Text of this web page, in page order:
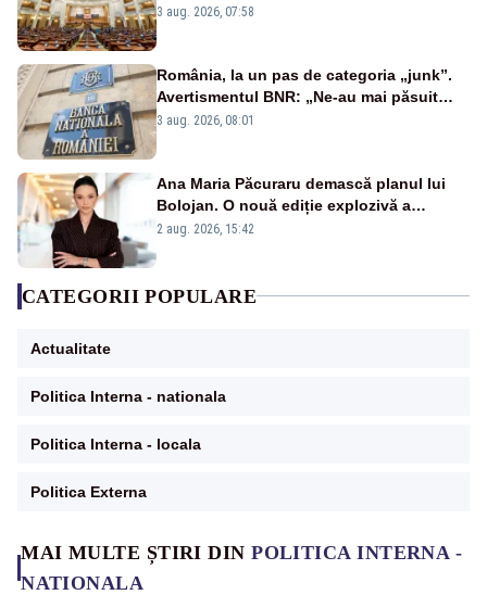
MAI MULTE ȘTIRI DINPOLITICA INTERNA -
NATIONALA
jaloane din PNRR
3 aug. 2026, 07:58
România, la un pas de categoria „junk”.
Avertismentul BNR: „Ne-au mai păsuit
pentru câteva luni”
3 aug. 2026, 08:01
Ana Maria Păcuraru demască planul lui
Bolojan. O nouă ediție explozivă a
emisiunii „Miza Zilei” la Realitatea PLUS
2 aug. 2026, 15:42
CATEGORII POPULARE
Actualitate
Politica Interna - nationala
Politica Interna - locala
Politica Externa